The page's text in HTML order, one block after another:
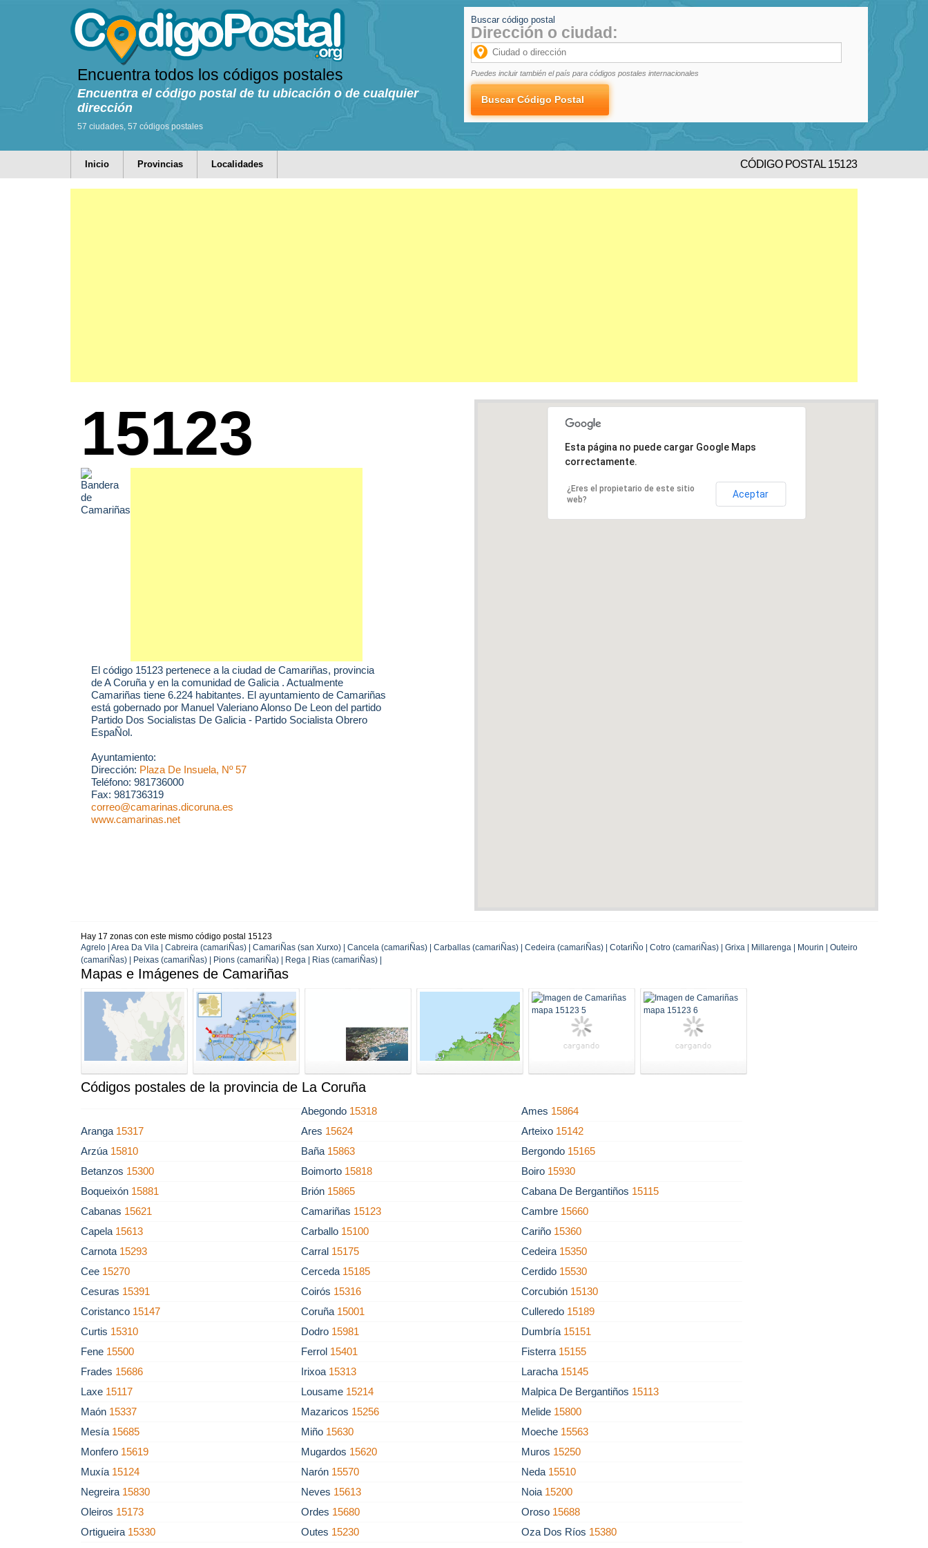
Encuentra todos los códigos postales
Encuentra el código postal de tu ubicación o de cualquier
dirección
57 ciudades, 57 códigos postales
Buscar código postal
Dirección o ciudad:
Puedes incluir también el país para códigos postales internacionales
Inicio Provincias Localidades CÓDIGO POSTAL 15123
15123
El código 15123 pertenece a la ciudad de Camariñas, provincia
de A Coruña y en la comunidad de Galicia . Actualmente
Camariñas tiene 6.224 habitantes. El ayuntamiento de Camariñas
está gobernado por Manuel Valeriano Alonso De Leon del partido
Partido Dos Socialistas De Galicia - Partido Socialista Obrero
EspaÑol.
Ayuntamiento:
Dirección: Plaza De Insuela, Nº 57
Teléfono: 981736000
Fax: 981736319
correo@camarinas.dicoruna.es
www.camarinas.net
Esta página no puede cargar Google Maps
correctamente.
¿Eres el propietario de este sitio
web?
Aceptar
Hay 17 zonas con este mismo código postal 15123
Agrelo | Area Da Vila | Cabreira (camariÑas) | CamariÑas (san Xurxo) | Cancela (camariÑas) | Carballas (camariÑas) | Cedeira (camariÑas) | CotariÑo | Cotro (camariÑas) | Grixa | Millarenga | Mourin | Outeiro
(camariÑas) | Peixas (camariÑas) | Pions (camariÑa) | Rega | Rias (camariÑas) |
Mapas e Imágenes de Camariñas
Códigos postales de la provincia de La Coruña
Abegondo 15318 Ames 15864
Aranga 15317 Ares 15624 Arteixo 15142
Arzúa 15810 Baña 15863 Bergondo 15165
Betanzos 15300 Boimorto 15818 Boiro 15930
Boqueixón 15881 Brión 15865 Cabana De Bergantiños 15115
Cabanas 15621 Camariñas 15123 Cambre 15660
Capela 15613 Carballo 15100 Cariño 15360
Carnota 15293 Carral 15175 Cedeira 15350
Cee 15270 Cerceda 15185 Cerdido 15530
Cesuras 15391 Coirós 15316 Corcubión 15130
Coristanco 15147 Coruña 15001 Culleredo 15189
Curtis 15310 Dodro 15981 Dumbría 15151
Fene 15500 Ferrol 15401 Fisterra 15155
Frades 15686 Irixoa 15313 Laracha 15145
Laxe 15117 Lousame 15214 Malpica De Bergantiños 15113
Maón 15337 Mazaricos 15256 Melide 15800
Mesía 15685 Miño 15630 Moeche 15563
Monfero 15619 Mugardos 15620 Muros 15250
Muxía 15124 Narón 15570 Neda 15510
Negreira 15830 Neves 15613 Noia 15200
Oleiros 15173 Ordes 15680 Oroso 15688
Ortigueira 15330 Outes 15230 Oza Dos Ríos 15380